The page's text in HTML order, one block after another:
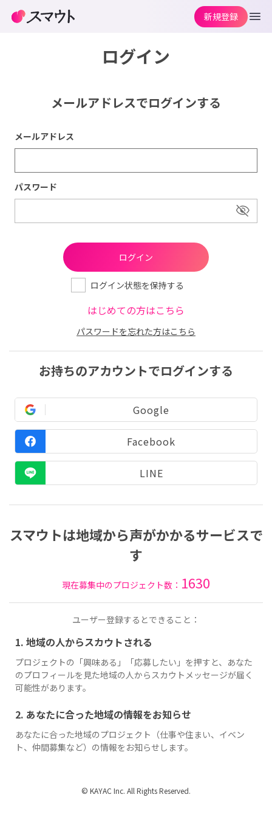
ログイン
メールアドレスでログインする
メールアドレス
パスワード
ログイン状態を保持する
はじめての方はこちら
パスワードを忘れた方はこちら
お持ちのアカウントでログインする
Google
Facebook
LINE
スマウトは地域から声がかかるサービスで
す
現在募集中のプロジェクト数： 1630
ユーザー登録するとできること：
1. 地域の人からスカウトされる
プロジェクトの「興味ある」「応募したい」を押すと、あなた
のプロフィールを見た地域の人からスカウトメッセージが届く
可能性があります。
2. あなたに合った地域の情報をお知らせ
あなたに合った地域のプロジェクト（仕事や住まい、イベン
ト、仲間募集など）の情報をお知らせします。
新規登録
© KAYAC Inc. All Rights Reserved.